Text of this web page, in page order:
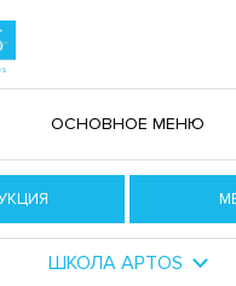
ОСНОВНОЕ МЕНЮ
ШКОЛА APTOS